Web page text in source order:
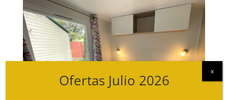
Ofertas Julio 2026